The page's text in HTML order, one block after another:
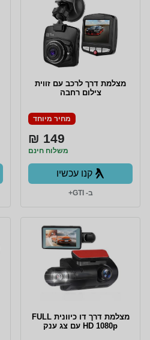
מצלמת דרך לרכב עם זווית
צילום רחבה
מחיר מיוחד
149 ₪
משלוח חינם
קנו עכשיו
ב- GTI+
מצלמת דרך דו כיוונית FULL
HD 1080p עם צג ענק